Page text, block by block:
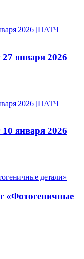
января 2026
января 2026
«Фотогеничные